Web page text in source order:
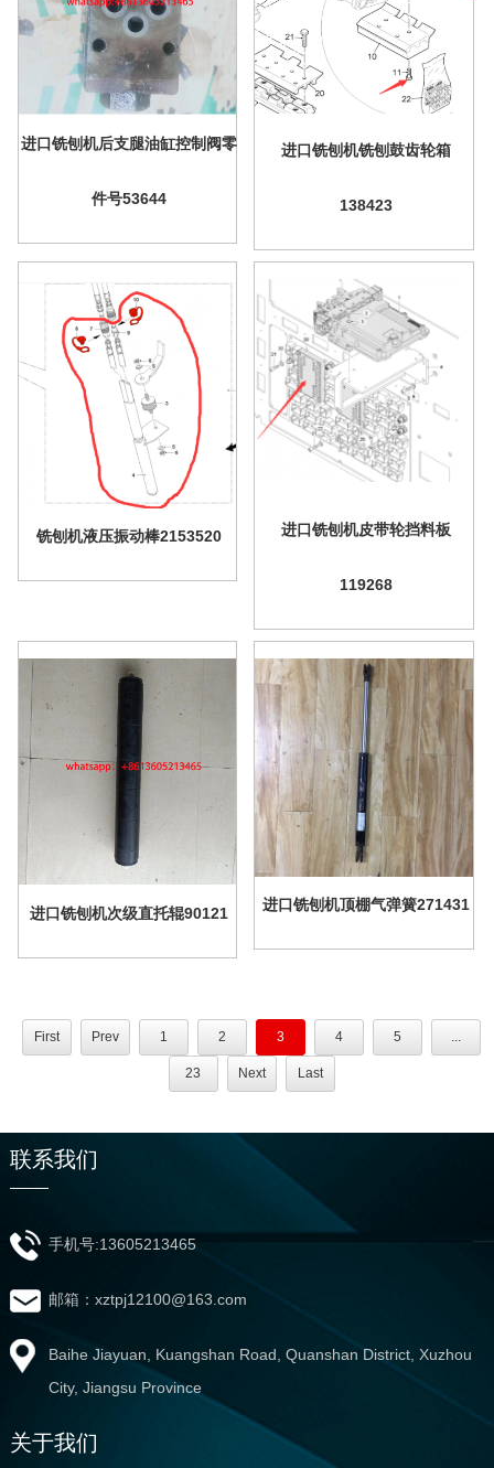
进口铣刨机后支腿油缸控制阀零
件号53644
进口铣刨机铣刨鼓齿轮箱
138423
铣刨机液压振动棒2153520 进口铣刨机皮带轮挡料板
119268
进口铣刨机次级直托辊90121 进口铣刨机顶棚气弹簧271431
First Prev 1 2 3 4 5
23 Next Last
联系我们
手机号:13605213465
邮箱：xztpj12100@163.com
Baihe Jiayuan, Kuangshan Road, Quanshan District, Xuzhou
City, Jiangsu Province
关于我们